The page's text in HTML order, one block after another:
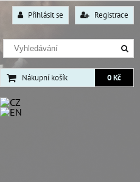
Přihlásit se Registrace
Nákupní košík 0 Kč